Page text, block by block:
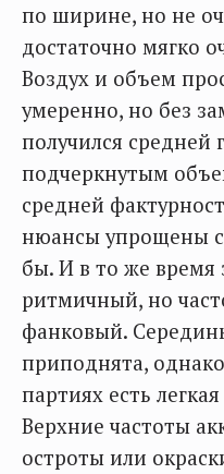
по ширине, но не
достаточно мягко
Воздух и объем
умеренно, но без
получился средней
подчеркнутым
средней
нюансы упрощены
бы. И в то же время
ритмичный, но
фанковый.
приподнята,
партиях есть
Верхние частоты
остроты или